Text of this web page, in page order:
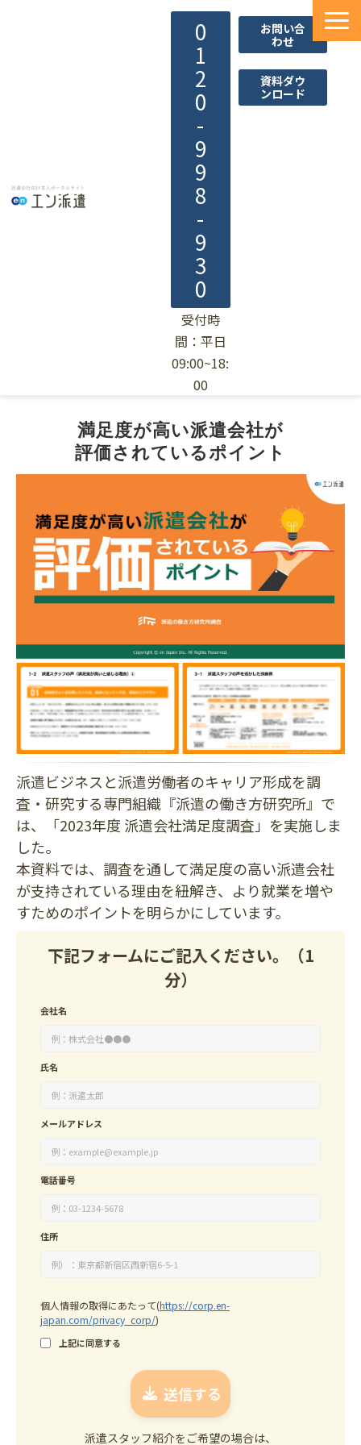
0
1
2
0
-
9
9
8
-
9
3
0
受付時
間：平日
09:00~18:
00
お問い合
わせ
資料ダウ
ンロード
エン派遣の特徴
採用ノウハウ
お役立ち資料
派遣スタッフの依頼
満足度が高い派遣会社が
評価されているポイント
派遣ビジネスと派遣労働者のキャリア形成を調
査・研究する専門組織『派遣の働き方研究所』で
は、「2023年度 派遣会社満足度調査」を実施しま
した。
本資料では、調査を通して満足度の高い派遣会社
が支持されている理由を紐解き、より就業を増や
すためのポイントを明らかにしています。
下記フォームにご記入ください。（1
分）
会社名
氏名
メールアドレス
電話番号
住所
個人情報の取得にあたって(https://corp.en-
japan.com/privacy_corp/)
上記に同意する
派遣スタッフ紹介をご希望の場合は、